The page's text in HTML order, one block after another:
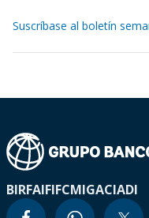
Suscríbase al boletín
BIRFAIFIFCMIGACIADI